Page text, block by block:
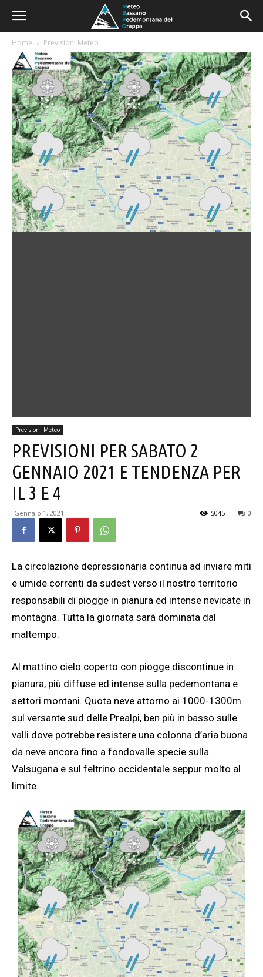
Home Previsioni Meteo
Previsioni Meteo
PREVISIONI PER SABATO 2
GENNAIO 2021 E TENDENZA PER
IL 3 E 4
Gennaio 1, 2021 0
5045
La circolazione depressionaria continua ad inviare miti
e umide correnti da sudest verso il nostro territorio
responsabili di piogge in pianura ed intense nevicate in
montagna. Tutta la giornata sarà dominata dal
maltempo.
Al mattino cielo coperto con piogge discontinue in
pianura, più diffuse ed intense sulla pedemontana e
settori montani. Quota neve attorno ai 1000-1300m
sul versante sud delle Prealpi, ben più in basso sulle
valli dove potrebbe resistere una colonna d’aria buona
da neve ancora fino a fondovalle specie sulla
Valsugana e sul feltrino occidentale seppur molto al
limite.